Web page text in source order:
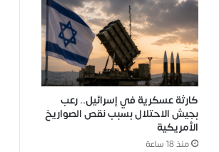
كارثة عسكرية في إسرائيل.. رعب
بجيش الاحتلال بسبب نقص الصواريخ
الأمريكية
منذ 18 ساعة